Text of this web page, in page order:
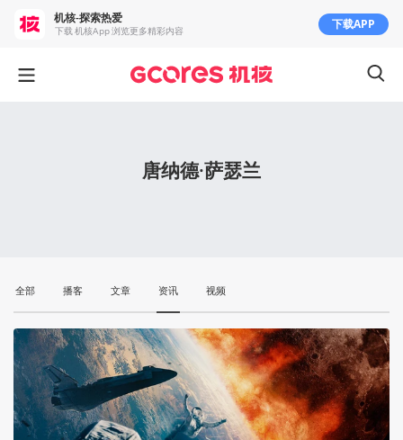
唐纳德·萨瑟兰
全部 播客 文章 资讯 视频
机核-探索热爱
下载 机核App 浏览更多精彩内容 下载APP